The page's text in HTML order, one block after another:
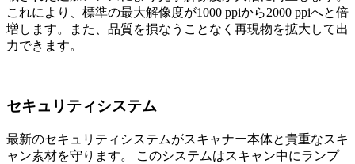
これにより、標準の最大解像度が1000 ppiから2000 ppiへと倍
増します。また、品質を損なうことなく再現物を拡大して出
力できます。
セキュリティシステム
最新のセキュリティシステムがスキャナー本体と貴重なスキ
ャン素材を守ります。 このシステムはスキャン中にランプ